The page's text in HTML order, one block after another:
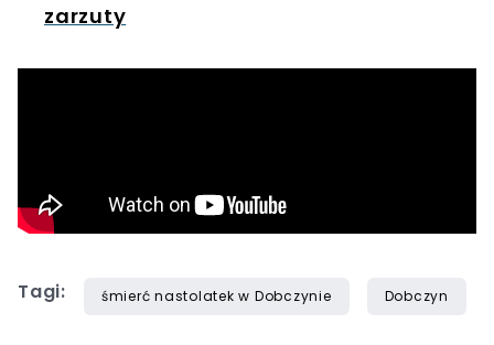
zarzuty
Tagi: śmierć nastolatek w Dobczynie Dobczyn